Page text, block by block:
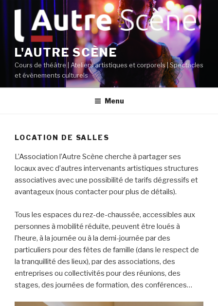
principal
L'AUTRE SCÈNE
Cours de théâtre | Ateliers artistiques et corporels | Spectacles
et évènements culturels
Menu
LOCATION DE SALLES
L’Association l’Autre Scène cherche à partager ses
locaux avec d’autres intervenants artistiques structures
associatives avec une possibilité de tarifs dégressifs et
avantageux (nous contacter pour plus de détails).
Tous les espaces du rez-de-chaussée, accessibles aux
personnes à mobilité réduite, peuvent être loués à
l’heure, à la journée ou à la demi-journée par des
particuliers pour des fêtes de famille (dans le respect de
la tranquillité des lieux), par des associations, des
entreprises ou collectivités pour des réunions, des
stages, des journées de formation, des conférences…